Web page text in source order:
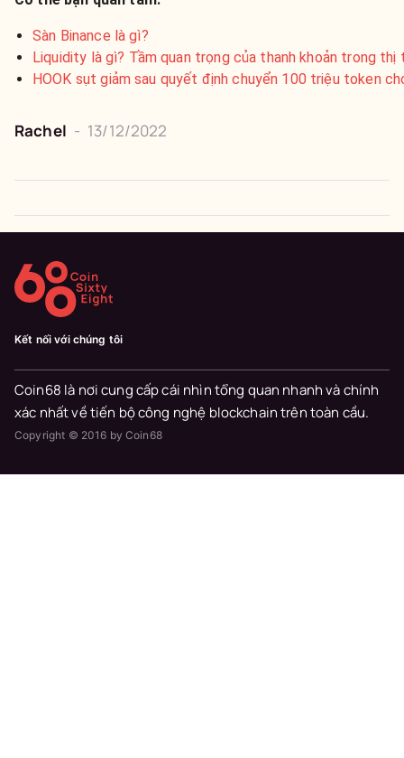
Sàn Binance là gì?
Liquidity là gì? Tầm quan trọng của thanh khoản trong
HOOK sụt giảm sau quyết định chuyển 100 triệu token
Rachel - 13/12/2022
Kết nối với chúng tôi
Coin68 là nơi cung cấp cái nhìn tổng quan nhanh và chính
xác nhất về tiến bộ công nghệ blockchain trên toàn cầu.
Copyright © 2016 by Coin68